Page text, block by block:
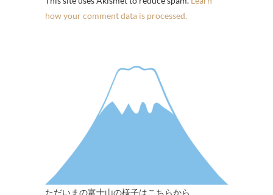
how your comment data is processed.
ただいまの富士山の様子はこちらから